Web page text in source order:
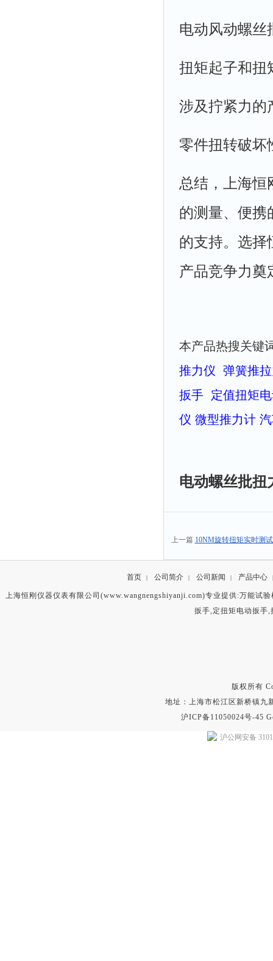
电动风动螺丝
扭矩起子和扭
涉及拧紧力的
零件扭转破坏
总结，上海恒
的测量、便携
的支持。选择
产品竞争力奠
本产品热搜关键
推力仪
弹簧推
扳手 定值扭矩
仪 微型推力计
电动螺丝批扭
上一篇 10NM旋转扭矩实时测
首页 | 公司简介 | 公司新闻 | 产品中心 |
上海恒刚仪器仪表有限公司(www.wangnengshiyanji.com)专业提供:万能试验
扳手, 定扭矩电动扳手,
版权所有
地址：上海市松江区新桥镇九
沪ICP备11050024号-45
沪公网安备